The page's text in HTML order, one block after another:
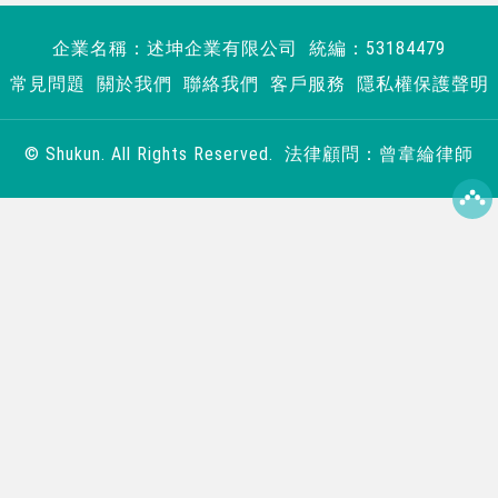
企業名稱：述坤企業有限公司 統編：53184479
常見問題
關於我們 聯絡我們 客戶服務 隱私權保護聲明
© Shukun. All Rights Reserved. 法律顧問：曾韋綸律師